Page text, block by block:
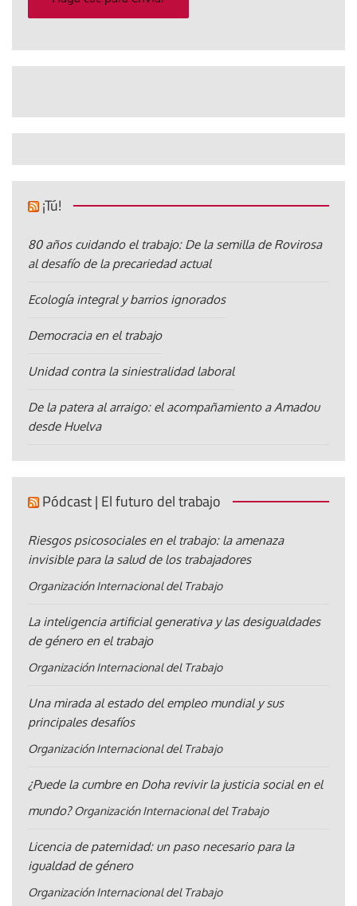
¡Tú!
80 años cuidando el trabajo: De la semilla de Rovirosa
al desafío de la precariedad actual
Ecología integral y barrios ignorados
Democracia en el trabajo
Unidad contra la siniestralidad laboral
De la patera al arraigo: el acompañamiento a Amadou
desde Huelva
Pódcast | El futuro del trabajo
Riesgos psicosociales en el trabajo: la amenaza
invisible para la salud de los trabajadores
Organización Internacional del Trabajo
La inteligencia artificial generativa y las desigualdades
de género en el trabajo
Organización Internacional del Trabajo
Una mirada al estado del empleo mundial y sus
principales desafíos
Organización Internacional del Trabajo
¿Puede la cumbre en Doha revivir la justicia social en el
mundo? Organización Internacional del Trabajo
Licencia de paternidad: un paso necesario para la
igualdad de género
Organización Internacional del Trabajo